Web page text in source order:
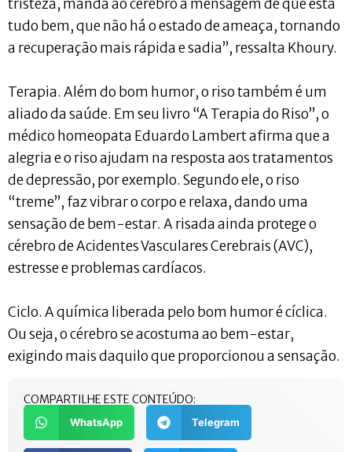
tristeza, manda ao cérebro a mensagem de que está
tudo bem, que não há o estado de ameaça, tornando
a recuperação mais rápida e sadia”, ressalta Khoury.
Terapia. Além do bom humor, o riso também é um
aliado da saúde. Em seu livro “A Terapia do Riso”, o
médico homeopata Eduardo Lambert afirma que a
alegria e o riso ajudam na resposta aos tratamentos
de depressão, por exemplo. Segundo ele, o riso
“treme”, faz vibrar o corpo e relaxa, dando uma
sensação de bem-estar. A risada ainda protege o
cérebro de Acidentes Vasculares Cerebrais (AVC),
estresse e problemas cardíacos.
Ciclo. A química liberada pelo bom humor é cíclica.
Ou seja, o cérebro se acostuma ao bem-estar,
exigindo mais daquilo que proporcionou a sensação.
COMPARTILHE ESTE CONTEÚDO:
WhatsApp Telegram